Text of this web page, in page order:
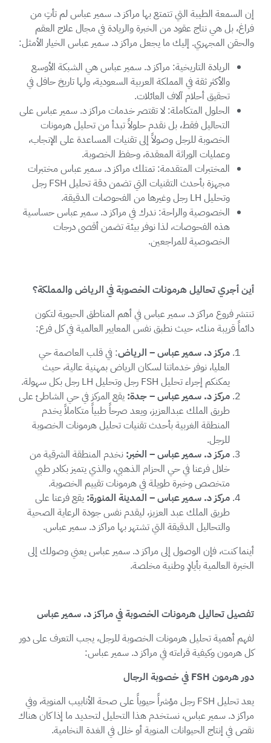
إن السمعة الطيبة التي تتمتع بها مراكز د. سمير عباس لم تأتِ من
فراغ، بل هي نتاج عقود من الخبرة والريادة في مجال علاج العقم
والحقن المجهري. إليك ما يجعل مراكز د. سمير عباس الخيار الأمثل:
الريادة التاريخية: مراكز د. سمير عباس هي الشبكة الأوسع
والأكثر ثقة في المملكة العربية السعودية، ولها تاريخ حافل في
تحقيق أحلام آلاف العائلات.
الحلول المتكاملة: لا تقتصر خدمات مراكز د. سمير عباس على
التحاليل فقط، بل نقدم حلولاً تبدأ من تحليل هرمونات
الخصوبة للرجل وصولاً إلى تقنيات المساعدة على الإنجاب،
وعمليات الوراثة المعقدة، وحفظ الخصوبة.
المختبرات المتقدمة: تمتلك مراكز د. سمير عباس مختبرات
مجهزة بأحدث التقنيات التي تضمن دقة تحليل FSH رجل
وتحليل LH رجل وغيرها من الفحوصات الدقيقة.
الخصوصية والراحة: ندرك في مراكز د. سمير عباس حساسية
هذه الفحوصات، لذا نوفر بيئة تضمن أقصى درجات
الخصوصية للمراجعين.
أين أجري تحاليل هرمونات الخصوبة في الرياض والمملكة؟
تنتشر فروع مراكز د. سمير عباس في أهم المناطق الحيوية لتكون
دائماً قريبة منك، حيث نطبق نفس المعايير العالمية في كل فرع:
مركز د. سمير عباس – الرياض: في قلب العاصمة حي
العليا، نوفر خدماتنا لسكان الرياض بمهنية عالية، حيث
يمكنكم إجراء تحليل FSH رجل وتحليل LH رجل بكل سهولة.
مركز د. سمير عباس – جدة: يقع المركز في حي الشاطئ على
طريق الملك عبدالعزيز، ويعد صرحاً طبياً متكاملاً يخدم
المنطقة الغربية بأحدث تقنيات تحليل هرمونات الخصوبة
للرجل.
مركز د. سمير عباس – الخبر: نخدم المنطقة الشرقية من
خلال فرعنا في حي الحزام الذهبي، والذي يتميز بكادر طبي
متخصص وخبرة طويلة في هرمونات تقييم الخصوبة.
مركز د. سمير عباس – المدينة المنورة: يقع فرعنا على
طريق الملك عبد العزيز، ليقدم نفس جودة الرعاية الصحية
والتحاليل الدقيقة التي تشتهر بها مراكز د. سمير عباس.
أينما كنت، فإن الوصول إلى مراكز د. سمير عباس يعني وصولك إلى
الخبرة العالمية بأيادٍ وطنية مخلصة.
تفصيل تحاليل هرمونات الخصوبة في مراكز د. سمير عباس
لفهم أهمية تحليل هرمونات الخصوبة للرجل، يجب التعرف على دور
كل هرمون وكيفية قراءته في مراكز د. سمير عباس:
دور هرمون
في خصوبة الرجال
يعد تحليل FSH رجل مؤشراً حيوياً على صحة الأنابيب المنوية، وفي
مراكز د. سمير عباس، نستخدم هذا التحليل لتحديد ما إذا كان هناك
نقص في إنتاج الحيوانات المنوية أو خلل في الغدة النخامية.